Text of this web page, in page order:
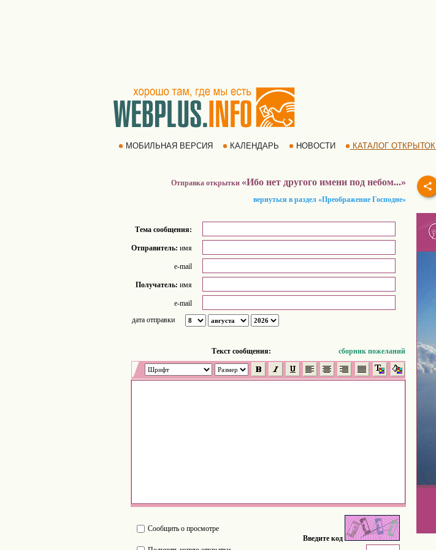
МОБИЛЬНАЯ ВЕРСИЯ КАЛЕНДАРЬ НОВОСТИ КАТАЛОГ ОТКРЫТОК
Отправка открытки «Ибо нет другого имени под небом...»
вернуться в раздел «Преображение Господне»
Тема сообщения:
Отправитель: имя
e-mail
Получатель: имя
e-mail
дата отправки
Tекст сообщения: сборник пожеланий
Сообщить о просмотре
Введите код